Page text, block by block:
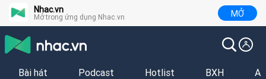
Nhac.vn
Mở trong ứng dụng Nhac.vn MỞ
Bài hát Podcast Hotlist BXH